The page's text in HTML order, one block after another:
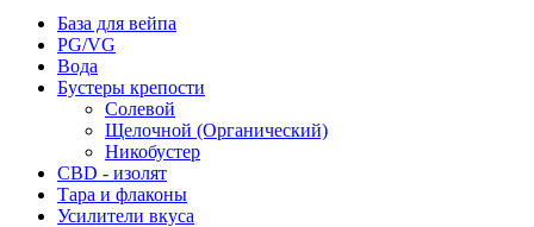
База для вейпа
PG/VG
Вода
Бустеры крепости
Солевой
Щелочной (Органический)
Никобустер
CBD - изолят
Тара и флаконы
Усилители вкуса